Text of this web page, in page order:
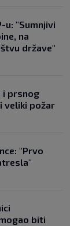
u: "Sumnjivi
na
države"
i prsnog
veliki požar
"Prvo
biti